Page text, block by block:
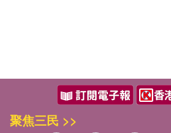
聚焦三民 >>